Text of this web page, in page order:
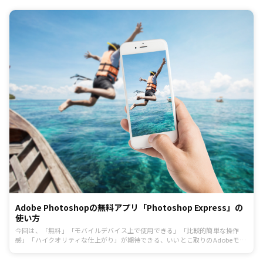
Adobe Photoshopの無料アプリ「Photoshop Express」の
使い方
今回は、「無料」「モバイルデバイス上で使用できる」「比較的簡単な操作
感」「ハイクオリティな仕上がり」が期待できる、いいとこ取りのAdobeモバ